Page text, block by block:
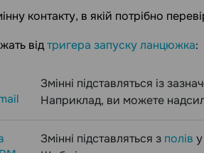
контакту, в якій потрібно
відтригера запуску ланцюжка:
Змінні підставляться із
Наприклад, ви можете
Змінні підставляться з полів